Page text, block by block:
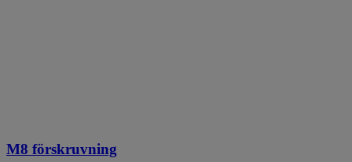
M8 förskruvning